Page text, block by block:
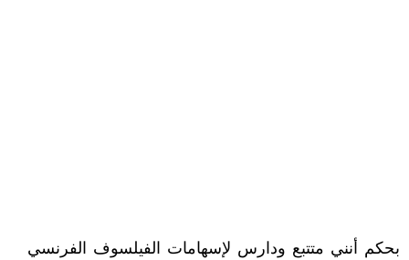
بحكم أنني متتبع ودارس لإسهامات الفيلسوف الفرنسي